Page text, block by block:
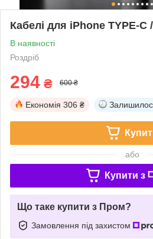
Кабелі для iPhone TYPE-C
В наявності
Роздріб
294 ₴ 600 ₴
Економія 306 ₴
або
Купити з
Що таке купити з Пром?
Замовлення під захистом